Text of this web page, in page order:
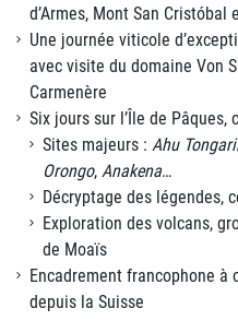
d’Armes, Mont San
Une journée viticole
avec visite du domaine Von
Carmenère
Six jours sur l’Île de Pâques,
Sites majeurs : Ahu
Orongo, Anakena…
Décryptage des légendes,
Exploration des volcans,
de Moaïs
Encadrement francophone à
depuis la Suisse